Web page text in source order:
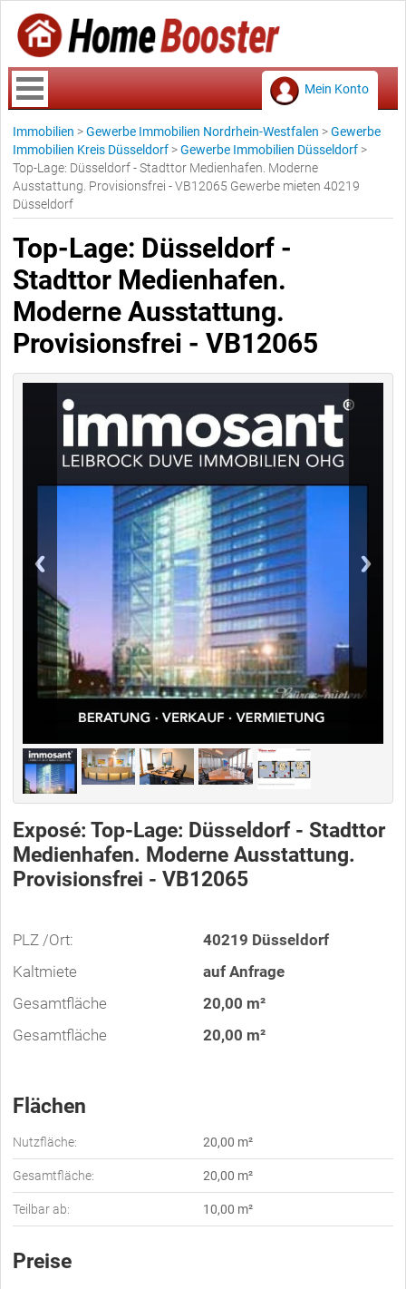
Mein Konto
Immobilien >Gewerbe Immobilien Nordrhein-Westfalen >Gewerbe
Immobilien Kreis Düsseldorf >Gewerbe Immobilien Düsseldorf >
Top-Lage: Düsseldorf - Stadttor Medienhafen. Moderne
Ausstattung. Provisionsfrei - VB12065 Gewerbe mieten 40219
Düsseldorf
Top-Lage: Düsseldorf -
Stadttor Medienhafen.
Moderne Ausstattung.
Provisionsfrei - VB12065
Exposé: Top-Lage: Düsseldorf - Stadttor
Medienhafen. Moderne Ausstattung.
Provisionsfrei - VB12065
PLZ /Ort:
40219 Düsseldorf
Kaltmiete
auf Anfrage
Gesamtfläche
20,00 m²
Gesamtfläche
20,00 m²
Flächen
Nutzfläche: 20,00 m²
Gesamtfläche: 20,00 m²
Teilbar ab: 10,00 m²
Preise